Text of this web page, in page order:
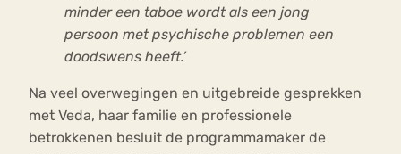
minder een taboe wordt als een jong
persoon met psychische problemen een
doodswens heeft.’
Na veel overwegingen en uitgebreide gesprekken
met Veda, haar familie en professionele
betrokkenen besluit de programmamaker de